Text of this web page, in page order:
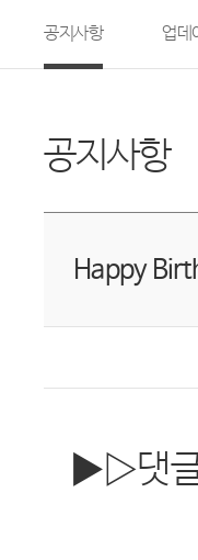
공지사항 업데
공지사항
Happy
▶▷댓글